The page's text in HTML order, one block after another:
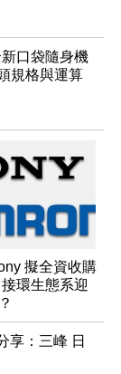
口袋隨身機
規格與運算
擬全資收購
環生態系迎
享：三峰 日